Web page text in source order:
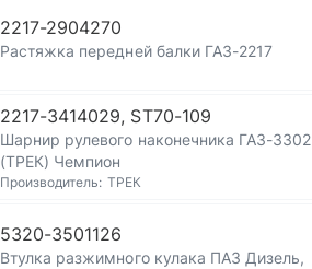
2217-2904270
Растяжка передней балки ГАЗ-2217
2217-3414029, ST70-109
Шарнир рулевого наконечника ГАЗ-3302
(ТРЕК) Чемпион
Производитель: ТРЕК
5320-3501126
Втулка разжимного кулака ПАЗ Дизель,